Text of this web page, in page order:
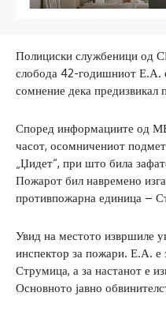
Полициски службеници од
слобода 42-годишниот Е.А.
сомнение дека предизвикал
Според информациите од
часот, осомничениот
„Џидет“, при што била
Пожарот бил навремено
противпожарна единица –
Увид на местото извршиле
инспектор за пожари. Е.А. е
Струмица, а за настанот е
Основното јавно